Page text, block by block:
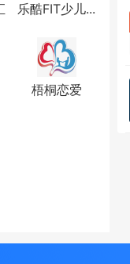
乐酷FIT少儿...
梧桐恋爱